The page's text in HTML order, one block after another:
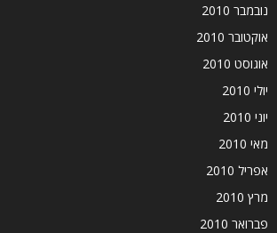
נובמבר 2010
אוקטובר 2010
אוגוסט 2010
יולי 2010
יוני 2010
מאי 2010
אפריל 2010
מרץ 2010
פברואר 2010